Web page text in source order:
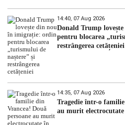
14:40, 07 Aug 2026
Donald Trump
pentru blocarea
restrângerea cetățeniei
14:35, 07 Aug 2026
Tragedie într-o
au murit